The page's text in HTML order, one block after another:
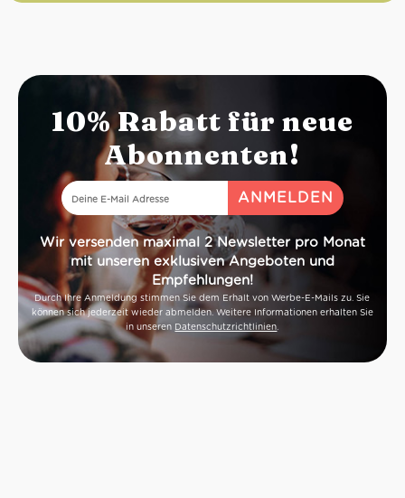
10% Rabatt für neue
Abonnenten!
Wir versenden maximal 2 Newsletter pro Monat
mit unseren exklusiven Angeboten und
Empfehlungen!
Durch Ihre Anmeldung stimmen Sie dem Erhalt von Werbe-E-Mails zu. Sie
können sich jederzeit wieder abmelden. Weitere Informationen erhalten Sie
in unseren Datenschutzrichtlinien